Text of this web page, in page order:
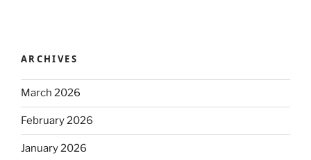
ARCHIVES
March 2026
February 2026
January 2026